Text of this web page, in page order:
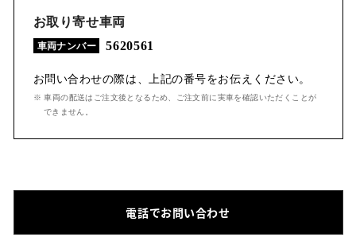
お取り寄せ車両
車両ナンバー 5620561
お問い合わせの際は、上記の番号をお伝えください。
※ 車両の配送はご注文後となるため、ご注文前に実車を確認いただくことが
できません。
電話でお問い合わせ